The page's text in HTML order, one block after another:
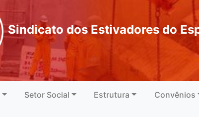
Sindicato dos Estivadores do
Setor Social Estrutura Convênios